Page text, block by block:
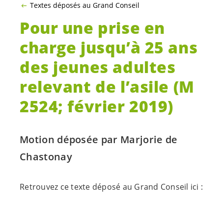
Textes déposés au Grand Conseil
Pour une prise en
charge jusqu’à 25 ans
des jeunes adultes
relevant de l’asile (M
2524; février 2019)
Motion déposée par Marjorie de
Chastonay
Retrouvez ce texte déposé au Grand Conseil ici :